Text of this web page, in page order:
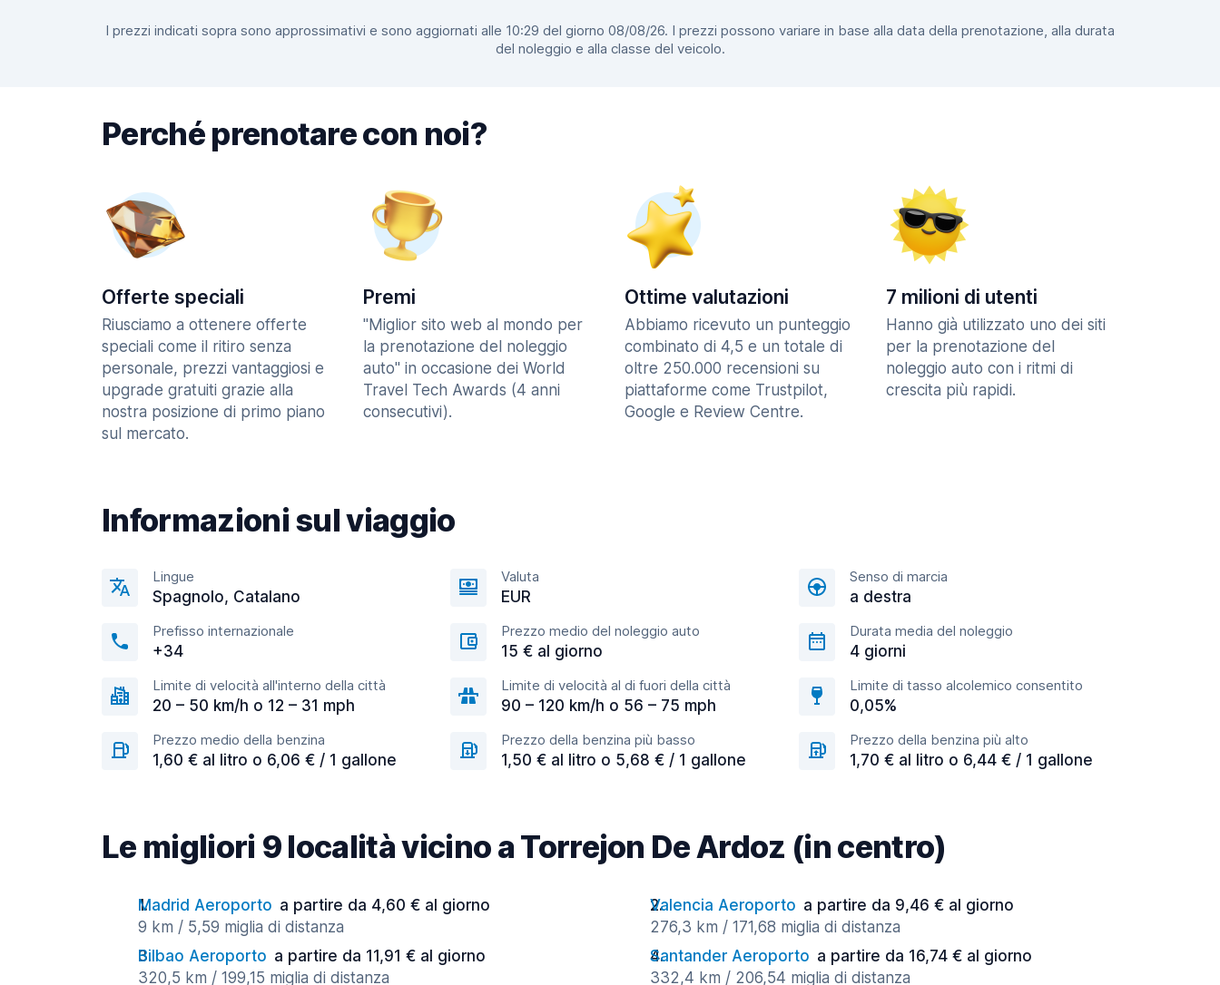
I prezzi indicati sopra sono approssimativi e sono aggiornati alle 10:29 del giorno 08/08/26. I prezzi possono variare in base alla data della prenotazione, alla durata
del noleggio e alla classe del veicolo.
Perché prenotare con noi?
Offerte speciali
Riusciamo a ottenere offerte
speciali come il ritiro senza
personale, prezzi vantaggiosi e
upgrade gratuiti grazie alla
nostra posizione di primo piano
sul mercato.
Premi
"Miglior sito web al mondo per
la prenotazione del noleggio
auto" in occasione dei World
Travel Tech Awards (4 anni
consecutivi).
Ottime valutazioni
Abbiamo ricevuto un punteggio
combinato di 4,5 e un totale di
oltre 250.000 recensioni su
piattaforme come Trustpilot,
Google e Review Centre.
7 milioni di utenti
Hanno già utilizzato uno dei siti
per la prenotazione del
noleggio auto con i ritmi di
crescita più rapidi.
Informazioni sul viaggio
Lingue
Spagnolo, Catalano
Valuta
EUR
Senso di marcia
a destra
Prefisso internazionale
+34
Prezzo medio del noleggio auto
15 € al giorno
Durata media del noleggio
4 giorni
Limite di velocità all'interno della città
20 – 50 km/h o 12 – 31 mph
Limite di velocità al di fuori della città
90 – 120 km/h o 56 – 75 mph
Limite di tasso alcolemico consentito
0,05%
Prezzo medio della benzina
1,60 € al litro o 6,06 € / 1 gallone
Prezzo della benzina più basso
1,50 € al litro o 5,68 € / 1 gallone
Prezzo della benzina più alto
1,70 € al litro o 6,44 € / 1 gallone
Le migliori 9 località vicino a Torrejon De Ardoz (in centro)
Madrid Aeroporto a partire da 4,60 € al giorno
9 km / 5,59 miglia di distanza
Valencia Aeroporto a partire da 9,46 € al giorno
276,3 km / 171,68 miglia di distanza
Bilbao Aeroporto a partire da 11,91 € al giorno
320,5 km / 199,15 miglia di distanza
Santander Aeroporto a partire da 16,74 € al giorno
332,4 km / 206,54 miglia di distanza